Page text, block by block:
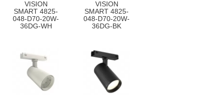
VISION
SMART 4825-
048-D70-20W-
36DG-WH
VISION
SMART 4825-
048-D70-20W-
36DG-BK